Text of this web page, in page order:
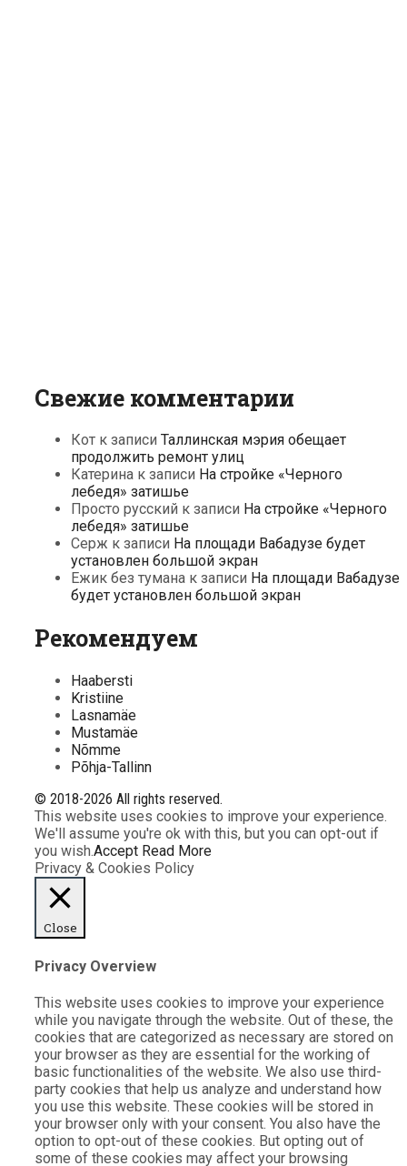
Свежие комментарии
Кот к записи Таллинская мэрия обещает
продолжить ремонт улиц
Катерина к записи На стройке «Черного
лебедя» затишье
Просто русский к записи На стройке «Черного
лебедя» затишье
Серж к записи На площади Вабадузе будет
установлен большой экран
Ежик без тумана к записи На площади Вабадузе
будет установлен большой экран
Рекомендуем
Haabersti
Kristiine
Lasnamäe
Mustamäe
Nõmme
Põhja-Tallinn
© 2018-2026 All rights reserved.
This website uses cookies to improve your experience.
We'll assume you're ok with this, but you can opt-out if
you wish.Accept Read More
Privacy & Cookies Policy
Close
Privacy Overview
This website uses cookies to improve your experience
while you navigate through the website. Out of these, the
cookies that are categorized as necessary are stored on
your browser as they are essential for the working of
basic functionalities of the website. We also use third-
party cookies that help us analyze and understand how
you use this website. These cookies will be stored in
your browser only with your consent. You also have the
option to opt-out of these cookies. But opting out of
some of these cookies may affect your browsing